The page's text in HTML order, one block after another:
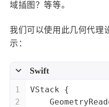
域插图？等等。
我们可以使用此几何代理
示：
Swift
1
2
VStack {